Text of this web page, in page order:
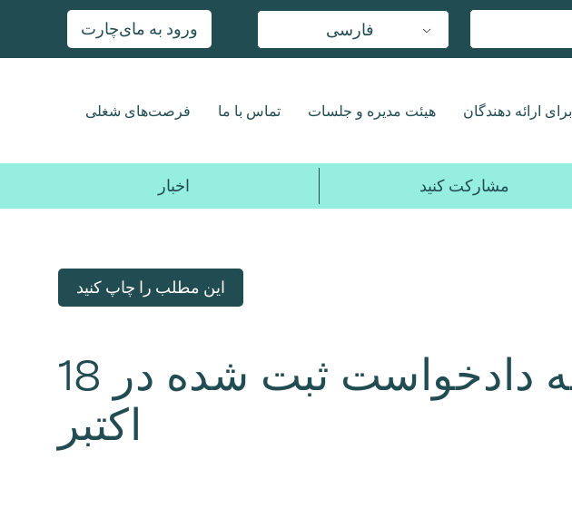
فارسی ورود به مای‌چارت
برای ارائه دهندگان هیئت مدیره و جلسات تماس با ما فرصت‌های شغلی
مشارکت کنید اخبار
این مطلب را چاپ کنید
بیانیه Central Health در پاسخ به دادخواست ثبت شده در 18
اکتبر